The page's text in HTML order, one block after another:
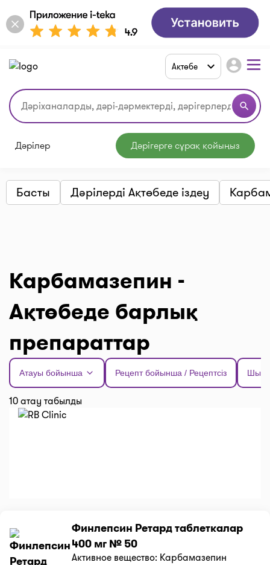
search
Ақтөбе account_circle
Дәрілер Дәрігерге сұрақ қойыңыз
Басты Дәрілерді Ақтөбеде іздеу
Карбамазепин -
Ақтөбеде барлық
препараттар
Атауы бойынша Рецепт бойынша / Рецептсіз
10 атау табылды
Финлепсин Ретард таблеткалар
400 мг № 50
Активное вещество: Карбамазепин